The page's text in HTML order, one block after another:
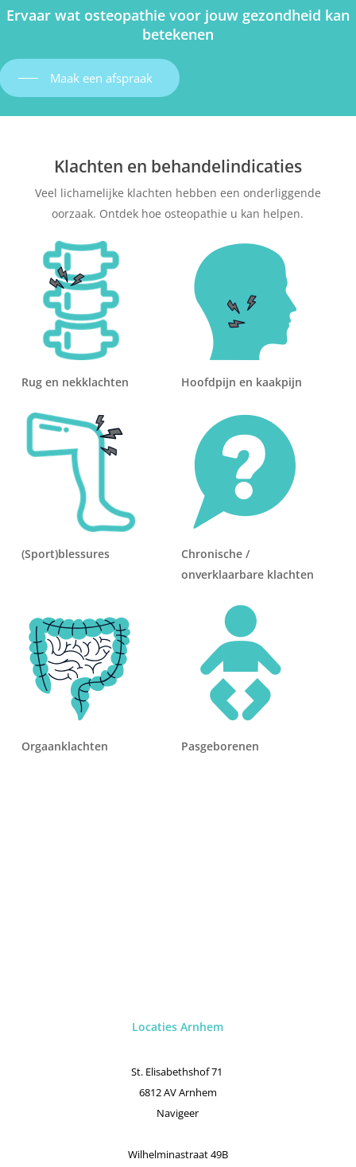
Ervaar wat osteopathie voor jouw gezondheid kan
betekenen
Maak een afspraak
Klachten en behandelindicaties
Veel lichamelijke klachten hebben een onderliggende
oorzaak. Ontdek hoe osteopathie u kan helpen.
Rug en nekklachten Hoofdpijn en kaakpijn
(Sport)blessures
Chronische /
onverklaarbare klachten
Orgaanklachten Pasgeborenen
Locaties Arnhem
St. Elisabethshof 71
6812 AV Arnhem
Navigeer
Wilhelminastraat 49B